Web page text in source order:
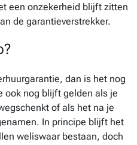
een onzekerheid blijft zitten
de garantieverstrekker.
dan is het nog
ook nog blijft gelden als je
of als het na je
In principe blijft het
weliswaar bestaan, doch